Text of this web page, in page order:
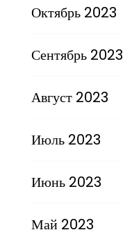
Октябрь 2023
Сентябрь 2023
Август 2023
Июль 2023
Июнь 2023
Май 2023